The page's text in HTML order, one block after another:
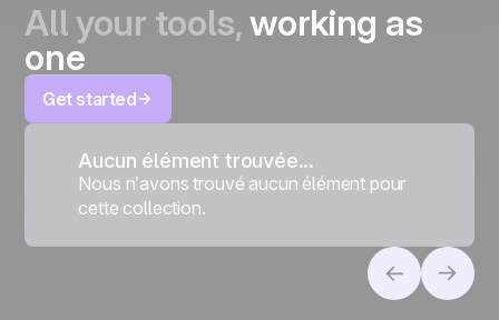
All your tools,working as
one
Get started
Aucun élément trouvée...
Nous n’avons trouvé aucun élément pour
cette collection.